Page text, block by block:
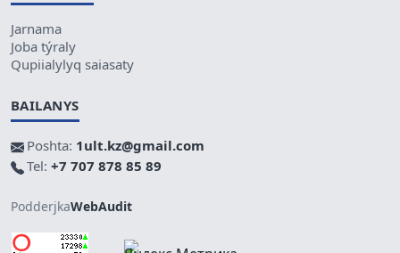
Jarnama
Joba týraly
Qupiialylyq saiasaty
BAILANYS
Poshta: 1ult.kz@gmail.com
Tel: +7 707 878 85 89
PodderjkaWebAudit